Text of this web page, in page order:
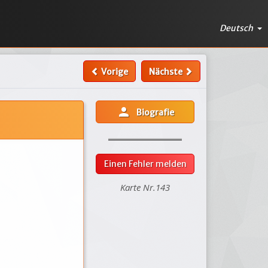
Deutsch
Vorige Nächste
person Biografie
Einen Fehler melden
Karte Nr.143